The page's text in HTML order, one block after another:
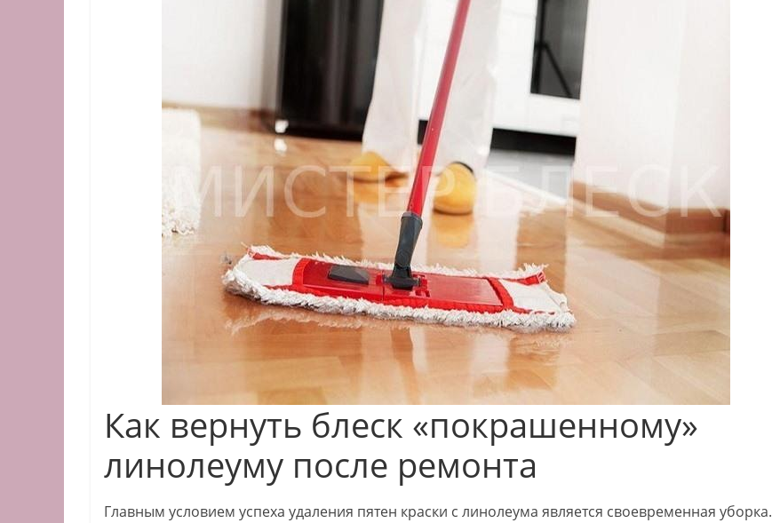
Как вернуть блеск «покрашенному»
линолеуму после ремонта
Главным условием успеха удаления пятен краски с линолеума является своевременная уборка.